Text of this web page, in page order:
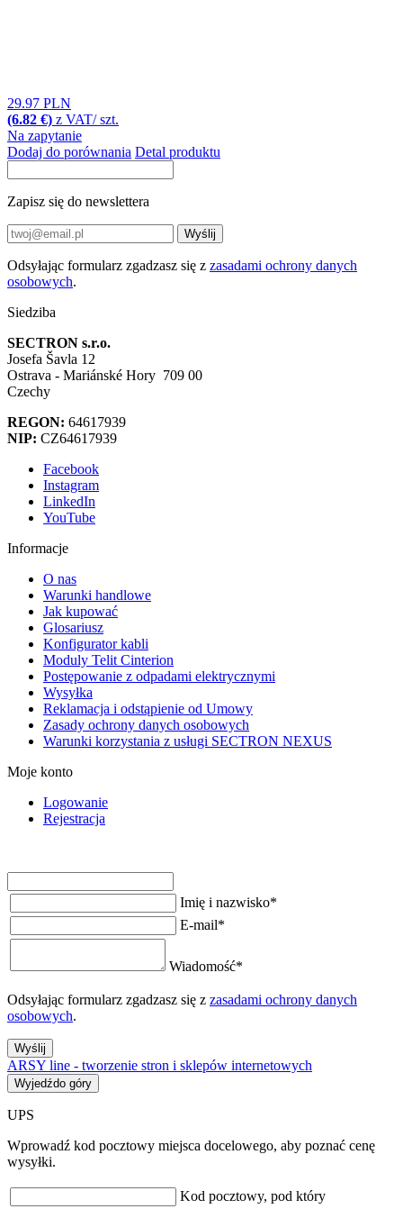
29.97 PLN
(6.82 €) z VAT/ szt.
Na zapytanie
Dodaj do porównania Detal produktu
Zapisz się do newslettera
Wyślij
Odsyłając formularz zgadzasz się z zasadami ochrony danych
osobowych.
Siedziba
SECTRON s.r.o.
Josefa Šavla 12
Ostrava - Mariánské Hory 709 00
Czechy
REGON: 64617939
NIP: CZ64617939
Facebook
Instagram
LinkedIn
YouTube
Informacje
O nas
Warunki handlowe
Jak kupować
Glosariusz
Konfigurator kabli
Moduly Telit Cinterion
Postępowanie z odpadami elektrycznymi
Wysyłka
Reklamacja i odstąpienie od Umowy
Zasady ochrony danych osobowych
Warunki korzystania z usługi SECTRON NEXUS
Moje konto
Logowanie
Rejestracja
Imię i nazwisko*
E-mail*
Wiadomość*
Odsyłając formularz zgadzasz się z zasadami ochrony danych
osobowych.
Wyślij
ARSY line - tworzenie stron i sklepów internetowych
Wyjedźdo góry
UPS
Wprowadź kod pocztowy miejsca docelowego, aby poznać cenę
wysyłki.
Kod pocztowy, pod który